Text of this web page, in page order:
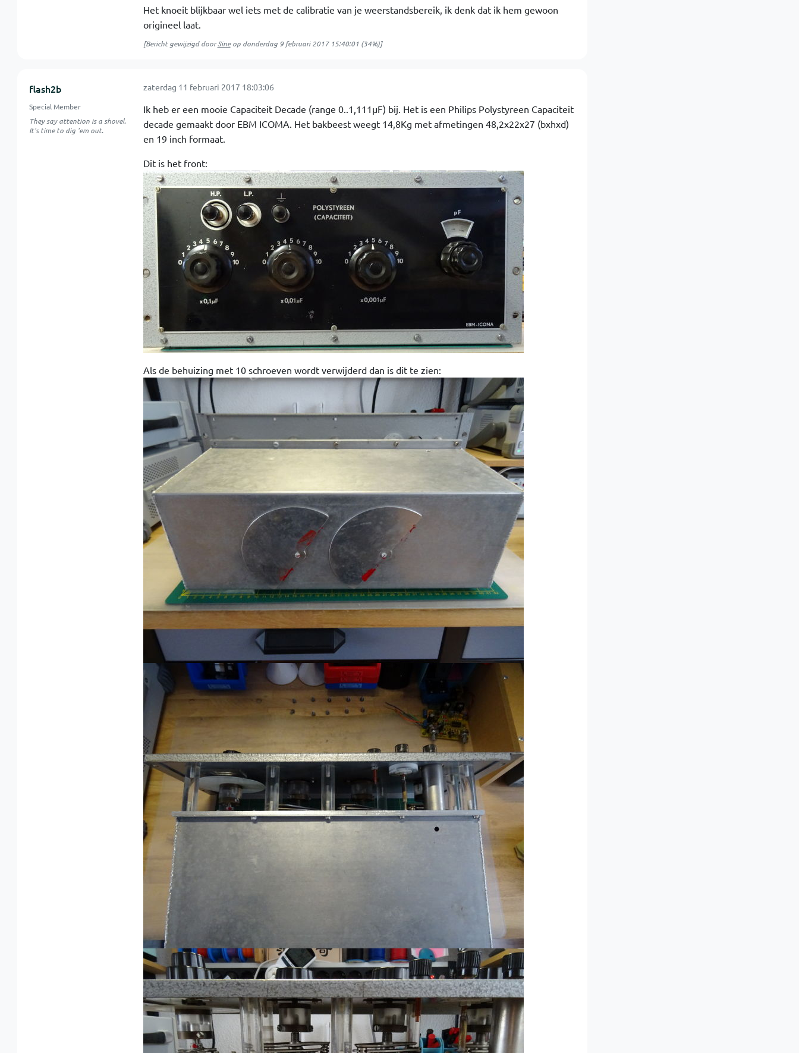
Het knoeit blijkbaar wel iets met de calibratie van je weerstandsbereik, ik denk dat ik hem gewoon
origineel laat.
[Bericht gewijzigd doorSineop donderdag 9 februari 2017 15:40:01(34%)]
flash2b
Special Member
They say attention is a shovel.
It's time to dig 'em out.
zaterdag 11 februari 2017 18:03:06
Ik heb er een mooie Capaciteit Decade (range 0..1,111µF) bij. Het is een Philips Polystyreen Capaciteit
decade gemaakt door EBM ICOMA. Het bakbeest weegt 14,8Kg met afmetingen 48,2x22x27 (bxhxd)
en 19 inch formaat.
Dit is het front:
Als de behuizing met 10 schroeven wordt verwijderd dan is dit te zien: